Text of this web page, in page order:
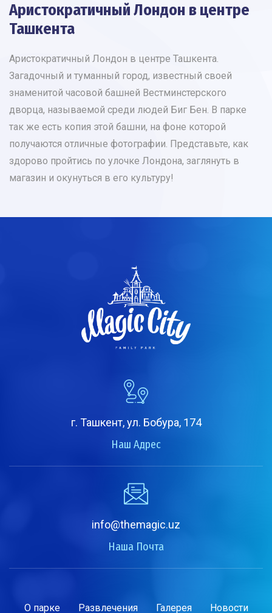
Аристократичный Лондон в центре
Ташкента
Аристократичный Лондон в центре Ташкента.
Загадочный и туманный город, известный своей
знаменитой часовой башней Вестминстерского
дворца, называемой среди людей Биг Бен. В парке
так же есть копия этой башни, на фоне которой
получаются отличные фотографии. Представьте, как
здорово пройтись по улочке Лондона, заглянуть в
магазин и окунуться в его культуру!
г. Ташкент, ул. Бобура, 174
Наш Адрес
info@themagic.uz
Наша Почта
О парке Развлечения Галерея Новости